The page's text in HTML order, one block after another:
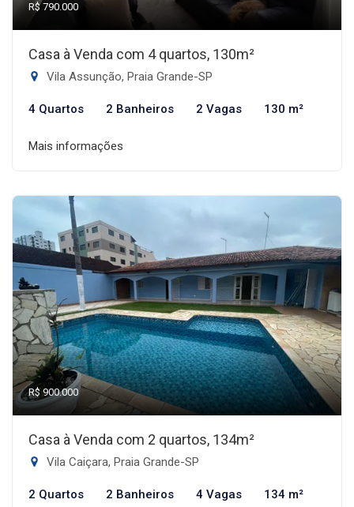
R$ 790.000
Casa à Venda com 4 quartos, 130m²
Vila Assunção, Praia Grande-SP
4 Quartos 2 Banheiros 2 Vagas 130 m²
Mais informações
R$ 900.000
Casa à Venda com 2 quartos, 134m²
Vila Caiçara, Praia Grande-SP
2 Quartos 2 Banheiros 4 Vagas 134 m²